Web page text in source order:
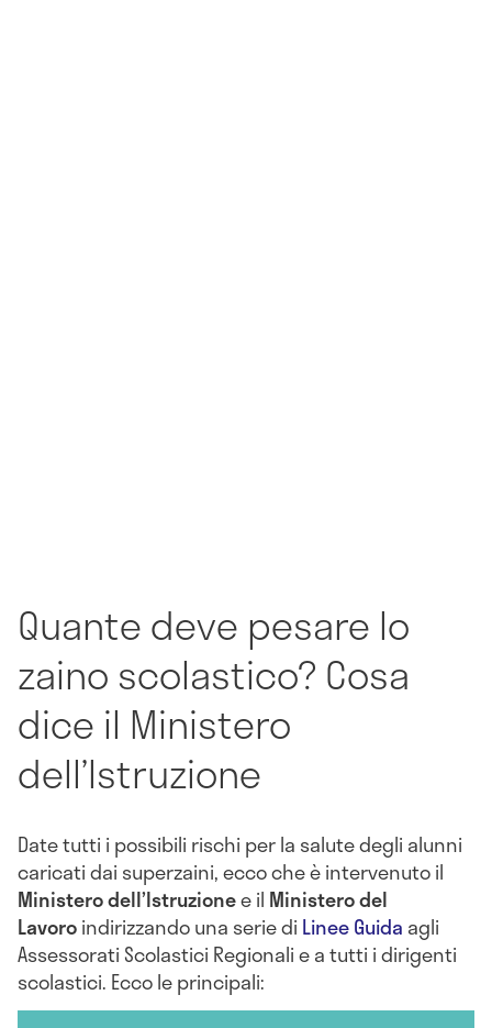
Quante deve pesare lo
zaino scolastico? Cosa
dice il Ministero
dell’Istruzione
Date tutti i possibili rischi per la salute degli alunni
caricati dai superzaini, ecco che è intervenuto il
Ministero dell’Istruzionee il Ministero del
Lavoroindirizzando una serie di Linee Guida agli
Assessorati Scolastici Regionali e a tutti i dirigenti
scolastici. Ecco le principali: